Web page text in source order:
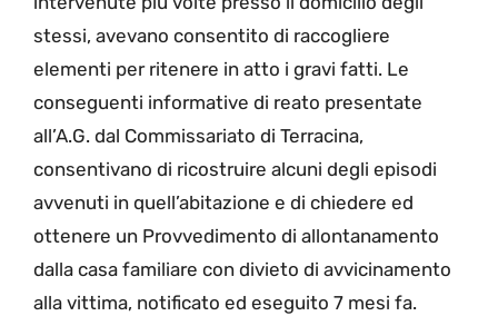
stessi, avevano consentito di raccogliere
elementi per ritenere in atto i gravi fatti. Le
conseguenti informative di reato presentate
all’A.G. dal Commissariato di Terracina,
consentivano di ricostruire alcuni degli episodi
avvenuti in quell’abitazione e di chiedere ed
ottenere un Provvedimento di allontanamento
dalla casa familiare con divieto di avvicinamento
alla vittima, notificato ed eseguito 7 mesi fa.